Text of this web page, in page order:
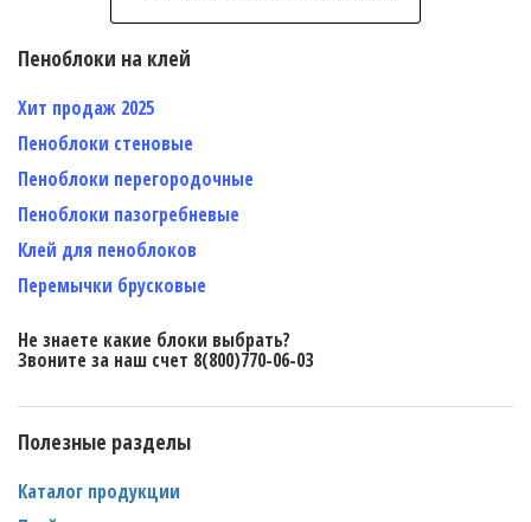
Пеноблоки на клей
Хит продаж 2025
Пеноблоки стеновые
Пеноблоки перегородочные
Пеноблоки пазогребневые
Клей для пеноблоков
Перемычки брусковые
Не знаете какие блоки выбрать?
Звоните за наш счет 8(800)770-06-03
Полезные разделы
Каталог продукции